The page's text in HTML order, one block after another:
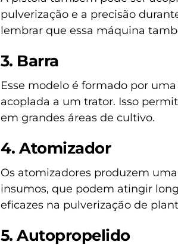
pulverização e a precisão
lembrar que essa máquina
3. Barra
Esse modelo é formado por
acoplada a um trator. Isso
em grandes áreas de cultivo.
4. Atomizador
Os atomizadores produzem
insumos, que podem atingir
eficazes na pulverização de
5. Autopropelido